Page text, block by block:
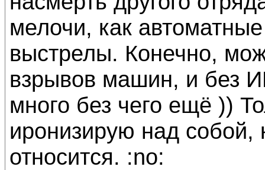
мелочи, как
выстрелы. Конечно,
взрывов машин, и без
много без чего ещё ))
иронизирую над
относится. :no: